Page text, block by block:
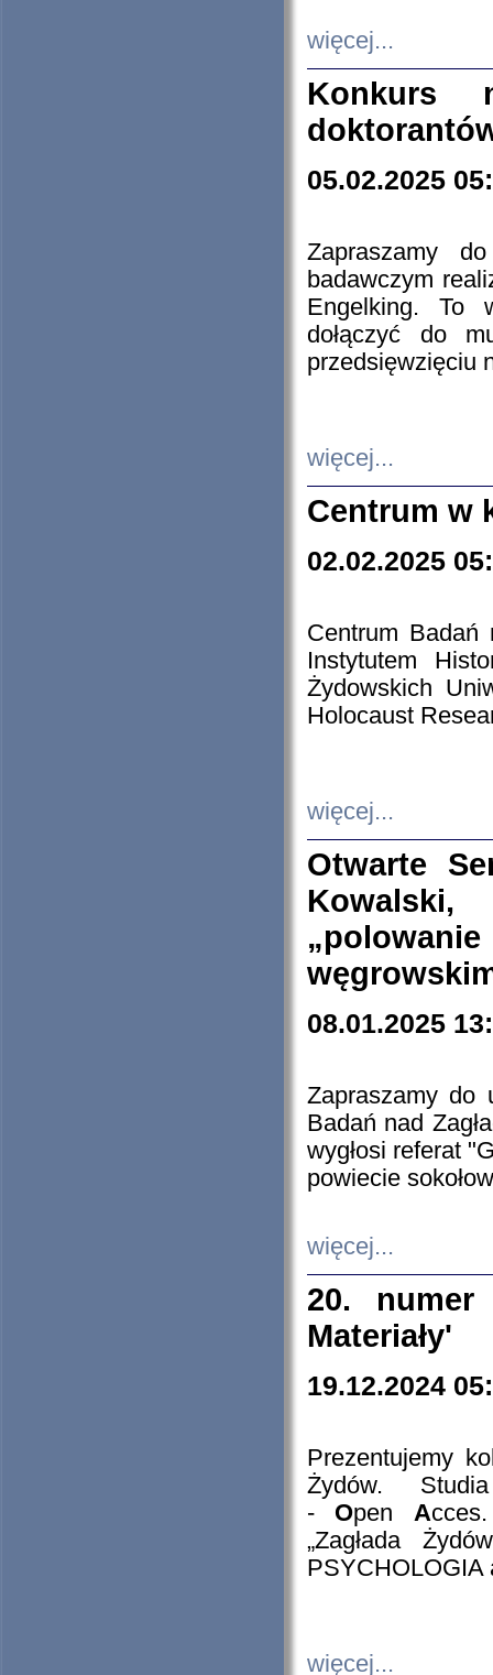
więcej...
Konkurs
05.02.2025
Zapraszamy
badawczym
Engelking. To
dołączyć do
przedsięwzięciu
więcej...
Centrum w
02.02.2025
Centrum Badań
Instytutem
Żydowskich
Holocaust
więcej...
Otwarte
08.01.2025
Zapraszamy do
Badań nad
wygłosi referat
powiecie
więcej...
20. numer
Materiały'
19.12.2024
Prezentujemy
Żydów.
- Open A
„Zagłada
PSYCHOLOGIA
więcej...